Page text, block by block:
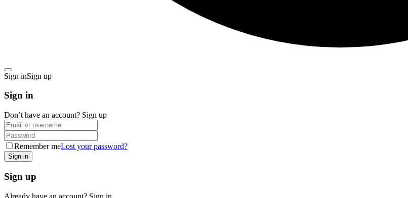
Sign inSign up
Sign in
Don’t have an account? Sign up
Remember meLost your password?
Sign up
Already have an account? Sign in